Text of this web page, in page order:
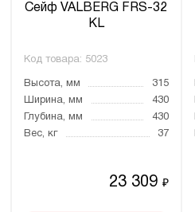
Сейф VALBERG FRS-32
KL
Код товара: 5023
Высота, мм
315
Ширина, мм
430
Глубина, мм
430
Вес, кг
37
23 309₽